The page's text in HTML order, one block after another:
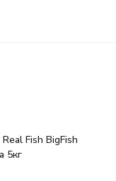
Fish BigFish
5кг